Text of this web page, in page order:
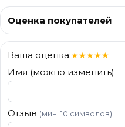
Оценка покупателей
Ваша оценка:★★★★★
Имя (можно изменить)
Отзыв (мин. 10 символов)